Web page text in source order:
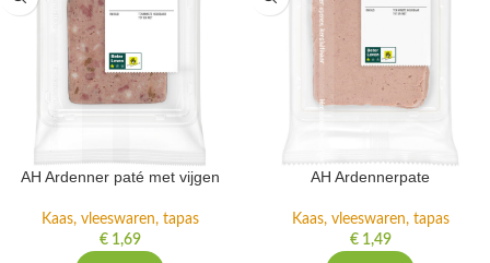
AH Ardenner paté met vijgen
Kaas, vleeswaren, tapas
€1,69
AH Ardennerpate
Kaas, vleeswaren, tapas
€1,49